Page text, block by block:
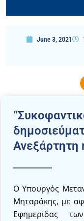
June 3, 2021
Ανεξάρτητη
Ο Υπουργός
Μηταράκης, με
Εφημερίδας